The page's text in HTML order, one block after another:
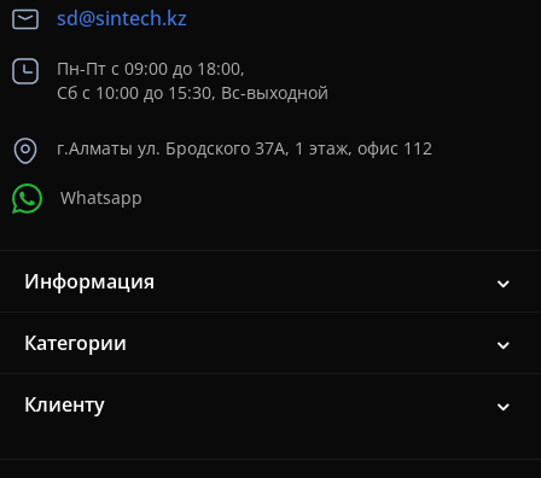
sd@sintech.kz
Пн-Пт с 09:00 до 18:00,
Сб с 10:00 до 15:30, Вс-выходной
г.Алматы ул. Бродского 37A, 1 этаж, офис 112
Whatsapp
Информация
Категории
Клиенту